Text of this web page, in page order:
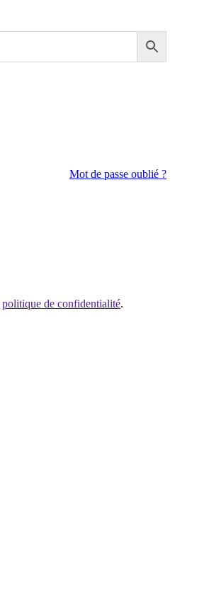
Mot de passe oublié ?
politique de confidentialité.